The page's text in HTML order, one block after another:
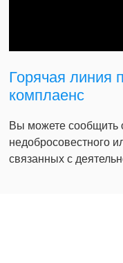
Горячая линия
комплаенс
Вы можете сообщить
недобросовестного
связанных с